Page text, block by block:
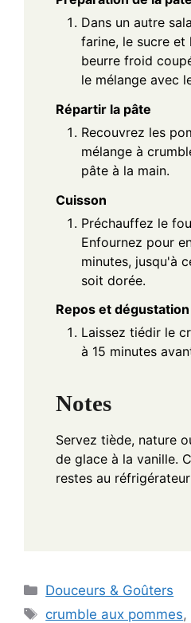
Dans un autre
farine, le sucre et
beurre froid
le mélange avec
Répartir la pâte
Recouvrez les
mélange à
pâte à la main.
Cuisson
Préchauffez le
Enfournez pour
minutes, jusqu'à
soit dorée.
Repos et dégustation
Laissez tiédir le
à 15 minutes
Notes
Servez tiède, nature
de glace à la vanille.
restes au réfrigérateur
Categories
Douceurs & Goûters
Tags
crumble aux pommes,